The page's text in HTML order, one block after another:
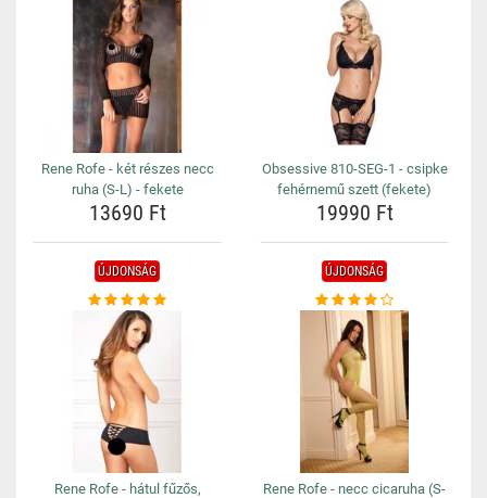
Rene Rofe - két részes necc
ruha (S-L) - fekete
13690 Ft
Obsessive 810-SEG-1 - csipke
fehérnemű szett (fekete)
19990 Ft
ÚJDONSÁG
Rene Rofe - hátul fűzős,
ÚJDONSÁG
Rene Rofe - necc cicaruha (S-